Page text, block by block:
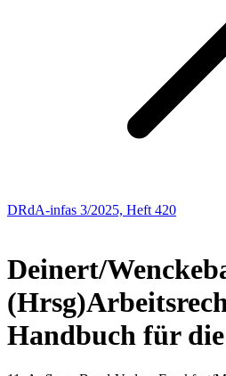
DRdA-infas 3/2025, Heft 420
Deinert/
(Hrsg)
Handbuch für